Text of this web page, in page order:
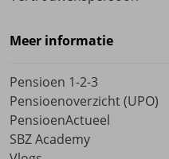
Meer informatie
Pensioen 1-2-3
Pensioenoverzicht (UPO)
PensioenActueel
SBZ Academy